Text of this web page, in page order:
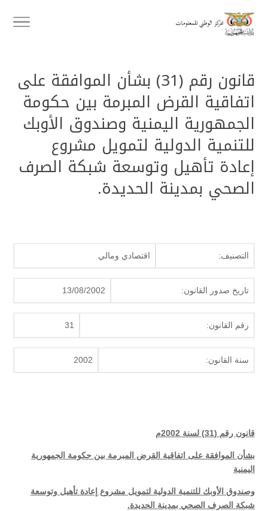
قانون رقم (31) بشأن الموافقة على
اتفاقية القرض المبرمة بين حكومة
الجمهورية اليمنية وصندوق الأوبك
للتنمية الدولية لتمويل مشروع
إعادة تأهيل وتوسعة شبكة الصرف
الصحي بمدينة الحديدة.
التصنيف: اقتصادي ومالي
تاريخ صدور القانون: 13/08/2002
رقم القانون: 31
سنة القانون: 2002
قانون رقم (31) لسنة 2002م
بشأن الموافقة على اتفاقية القرض المبرمة بين حكومة الجمهورية
اليمنية
وصندوق الأوبك للتنمية الدولية لتمويل مشروع إعادة تأهيل وتوسعة
شبكة الصرف الصحي بمدينة الحديدة.